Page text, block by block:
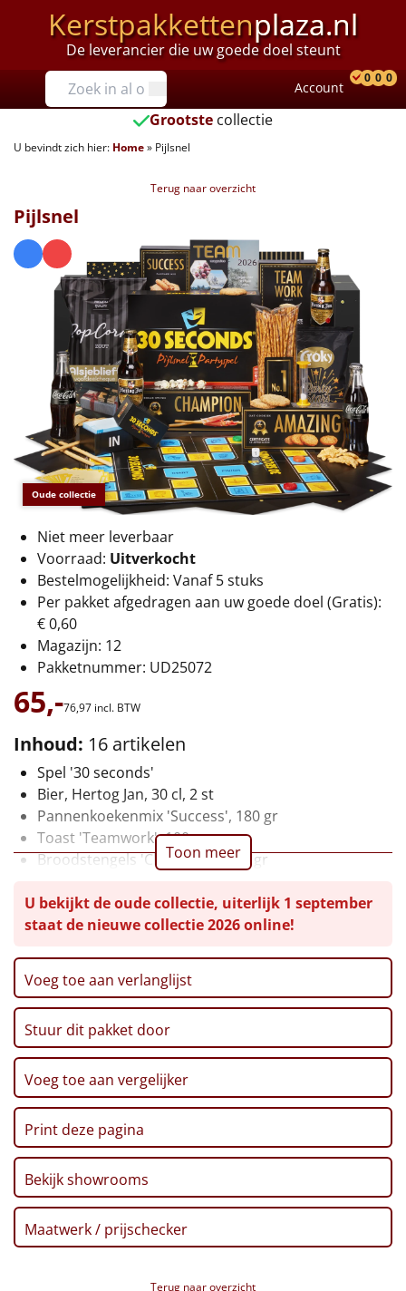
Kerstpakkettenplaza.nl
De leverancier die uw goede doel steunt
Prijzen
Tot €25
€25 tot €35
€40 tot €45
€45 tot €50
€50 tot €55
€55 tot €75
€75 tot €100
€100 en hoger
Alle kerstpakketten 2026
Thema
Origineel
Rituals
Luxe
Mannen
Vrouwen
Duurzaam
Leuke
Uniek
Alle thema's
Artikel
Hitster NIEUW
Pizzarette
Tas
Wake up light
NIEUW
Borrelplank
Account
0 0 0
Grootste collectie
U bevindt zich hier: Home» Pijlsnel
Terug naar overzicht
Oude collectie
Pijlsnel
Niet meer leverbaar
Voorraad: Uitverkocht
Bestelmogelijkheid: Vanaf 5 stuks
Per pakket afgedragen aan uw goede doel (Gratis):
€ 0,60
Magazijn: 12
Pakketnummer: UD25072
65,-76,97 incl. BTW
Inhoud: 16 artikelen
Spel '30 seconds'
Bier, Hertog Jan, 30 cl, 2 st
Pannenkoekenmix 'Success', 180 gr
Toast 'Teamwork', 100 gr
Broodstengels 'Champion', 125 gr
Haverkoekjes 'Amazing', 135 gr
Popcorn, 125 gr
Team Magazine
CenterParcs Voucher
Postcode Loterij Lot
Verpakt in een feestelijke kerstdoos, 39 x 29 x 30 cm
Toon meer
U bekijkt de oude collectie, uiterlijk 1 september
staat de nieuwe collectie 2026 online!
Voeg toe aan verlanglijst
Stuur dit pakket door
Voeg toe aan vergelijker
Print deze pagina
Bekijk showrooms
Maatwerk / prijschecker
Terug naar overzicht